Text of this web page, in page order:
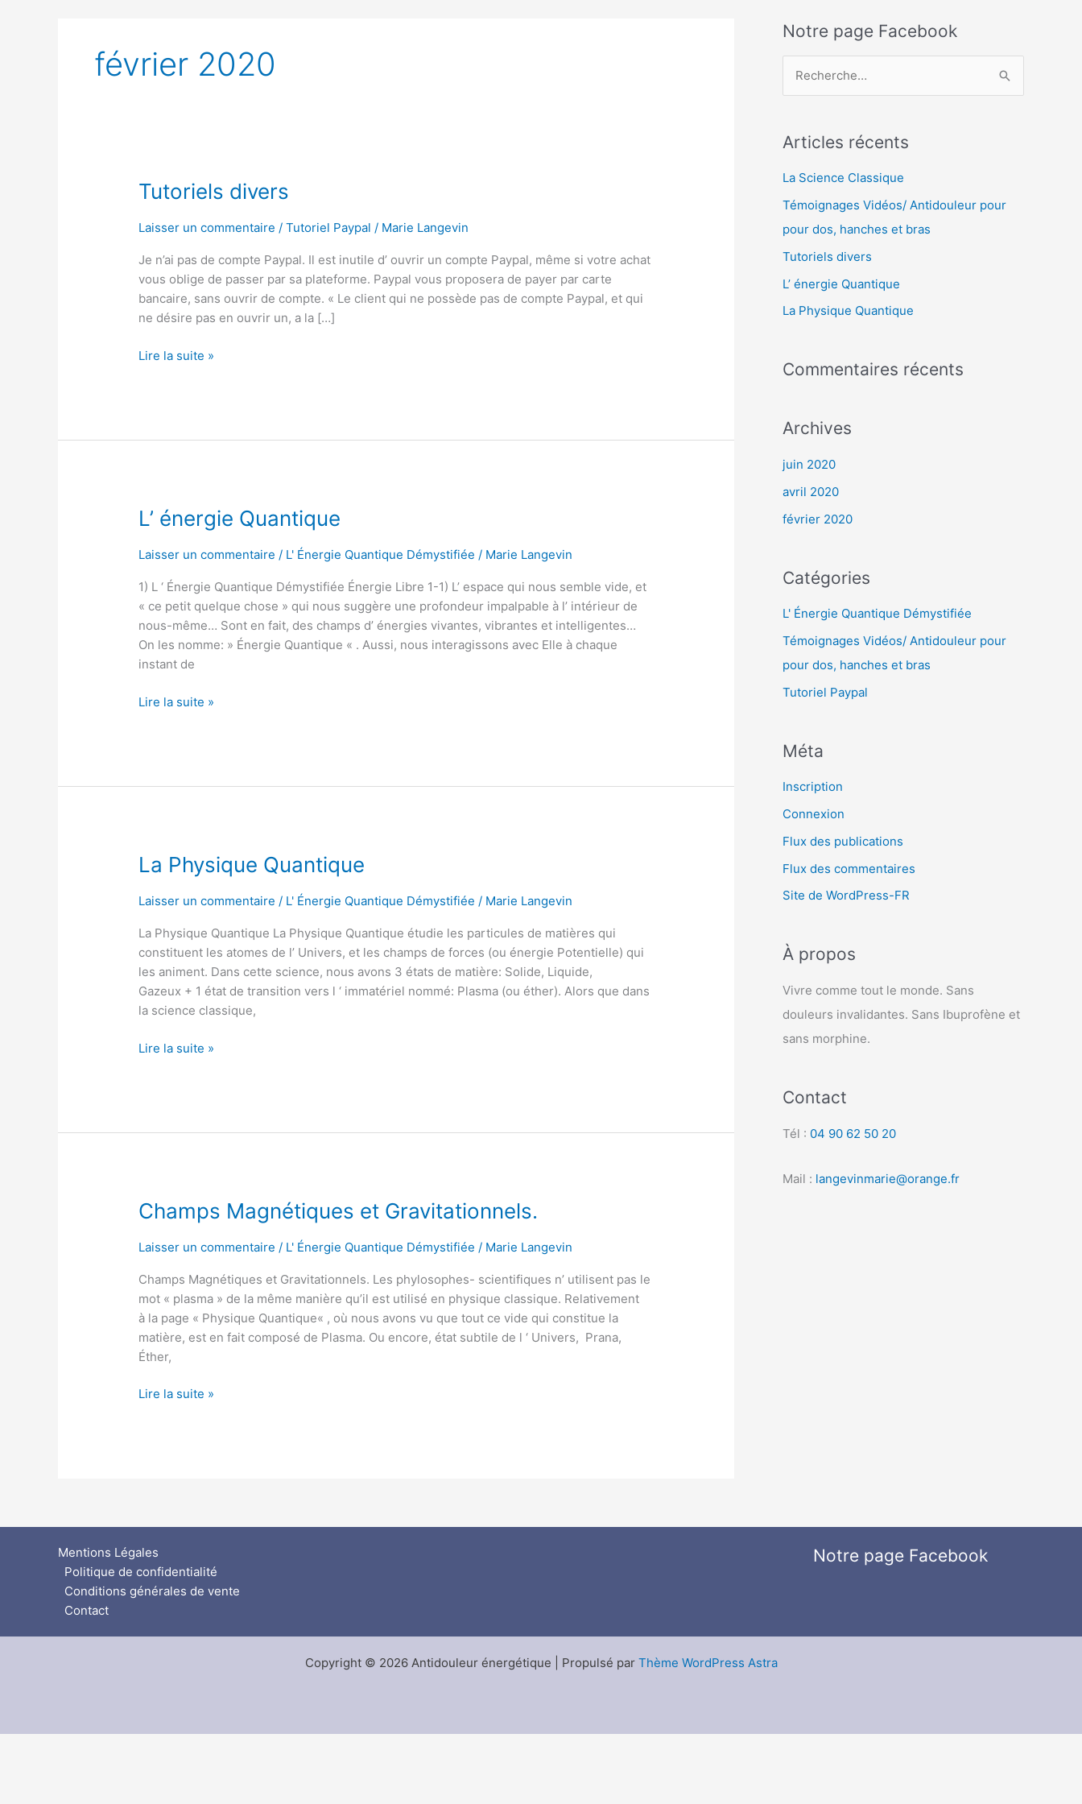
février 2020
Tutoriels divers
Laisser un commentaire /Tutoriel Paypal / Marie Langevin
Je n’ai pas de compte Paypal. Il est inutile d’ ouvrir un compte Paypal, même si votre achat
vous oblige de passer par sa plateforme. Paypal vous proposera de payer par carte
bancaire, sans ouvrir de compte. « Le client qui ne possède pas de compte Paypal, et qui
ne désire pas en ouvrir un, a la […]
Tutoriels
Lire la suite »
L’ énergie Quantique
Laisser un commentaire / L' Énergie Quantique Démystifiée / Marie Langevin
1) L ‘ Énergie Quantique Démystifiée Énergie Libre 1-1) L’ espace qui nous semble vide, et
« ce petit quelque chose » qui nous suggère une profondeur impalpable à l’ intérieur de
nous-même… Sont en fait, des champs d’ énergies vivantes, vibrantes et intelligentes…
On les nomme: » Énergie Quantique « . Aussi, nous interagissons avec Elle à chaque
instant de
L’
Quantique
Lire la suite »
La Physique Quantique
Laisser un commentaire / L' Énergie Quantique Démystifiée / Marie Langevin
La Physique Quantique La Physique Quantique étudie les particules de matières qui
constituent les atomes de l’ Univers, et les champs de forces (ou énergie Potentielle) qui
les animent. Dans cette science, nous avons 3 états de matière: Solide, Liquide,
Gazeux + 1 état de transition vers l ‘ immatériel nommé: Plasma (ou éther). Alors que dans
la science classique,
La
Quantique
Lire la suite »
Champs Magnétiques et Gravitationnels.
Laisser un commentaire / L' Énergie Quantique Démystifiée / Marie Langevin
Champs Magnétiques et Gravitationnels. Les phylosophes- scientifiques n’ utilisent pas le
mot « plasma » de la même manière qu’il est utilisé en physique classique. Relativement
à la page « Physique Quantique« , où nous avons vu que tout ce vide qui constitue la
matière, est en fait composé de Plasma. Ou encore, état subtile de l ‘ Univers, Prana,
Éther,
Champs
Magnétiques
et
Lire la suite »
Notre page Facebook
h
e
r
c
Articles récents
La Science Classique
Témoignages Vidéos/ Antidouleur pour
pour dos, hanches et bras
Tutoriels divers
L’ énergie Quantique
La Physique Quantique
Commentaires récents
Archives
juin 2020
avril 2020
février 2020
Catégories
L' Énergie Quantique Démystifiée
Témoignages Vidéos/ Antidouleur pour
pour dos, hanches et bras
Tutoriel Paypal
Méta
Inscription
Connexion
Flux des publications
Flux des commentaires
Site de WordPress-FR
À propos
Vivre comme tout le monde. Sans
douleurs invalidantes. Sans Ibuprofène et
sans morphine.
Contact
Tél : 04 90 62 50 20
Mail : langevinmarie@orange.fr
Mentions Légales
Politique de confidentialité
Conditions générales de vente
Contact
Notre page Facebook
Copyright © 2026 Antidouleur énergétique | Propulsé par Thème WordPress Astra